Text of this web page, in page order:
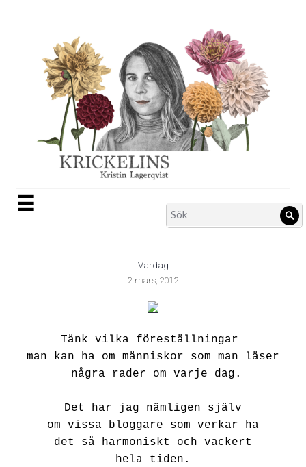
☰
Search
for:
Vardag
2 mars, 2012
Tänk vilka föreställningar
man kan ha om människor som man läser
några rader om varje dag.
Det har jag nämligen själv
om vissa bloggare som verkar ha
det så harmoniskt och vackert
hela tiden.